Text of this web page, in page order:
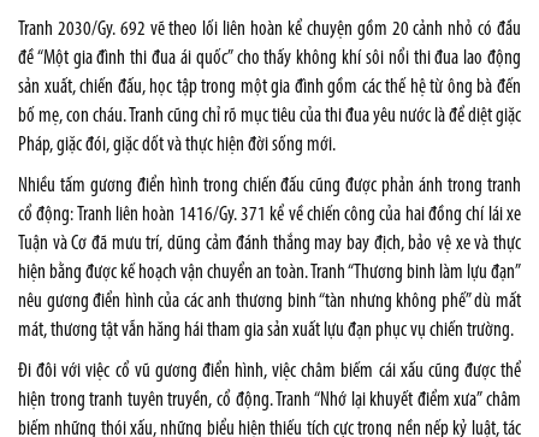
Tranh 2030/Gy. 692 vẽ theo lối liên hoàn kể chuyện gồm 20 cảnh nhỏ có đầu
đề “Một gia đình thi đua ái quốc” cho thấy không khí sôi nổi thi đua lao động
sản xuất, chiến đấu, học tập trong một gia đình gồm các thế hệ từ ông bà đến
bố mẹ, con cháu. Tranh cũng chỉ rõ mục tiêu của thi đua yêu nước là để diệt giặc
Pháp, giặc đói, giặc dốt và thực hiện đời sống mới.
Nhiều tấm gương điển hình trong chiến đấu cũng được phản ánh trong tranh
cổ động: Tranh liên hoàn 1416/Gy. 371 kể về chiến công của hai đồng chí lái xe
Tuận và Cơ đã mưu trí, dũng cảm đánh thắng may bay địch, bảo vệ xe và thực
hiện bằng được kế hoạch vận chuyển an toàn. Tranh “Thương binh làm lựu đạn”
nêu gương điển hình của các anh thương binh “tàn nhưng không phế” dù mất
mát, thương tật vẫn hăng hái tham gia sản xuất lựu đạn phục vụ chiến trường.
Đi đôi với việc cổ vũ gương điển hình, việc châm biếm cái xấu cũng được thể
hiện trong tranh tuyên truyền, cổ động. Tranh “Nhớ lại khuyết điểm xưa” châm
biếm những thói xấu, những biểu hiện thiếu tích cực trong nền nếp kỷ luật, tác